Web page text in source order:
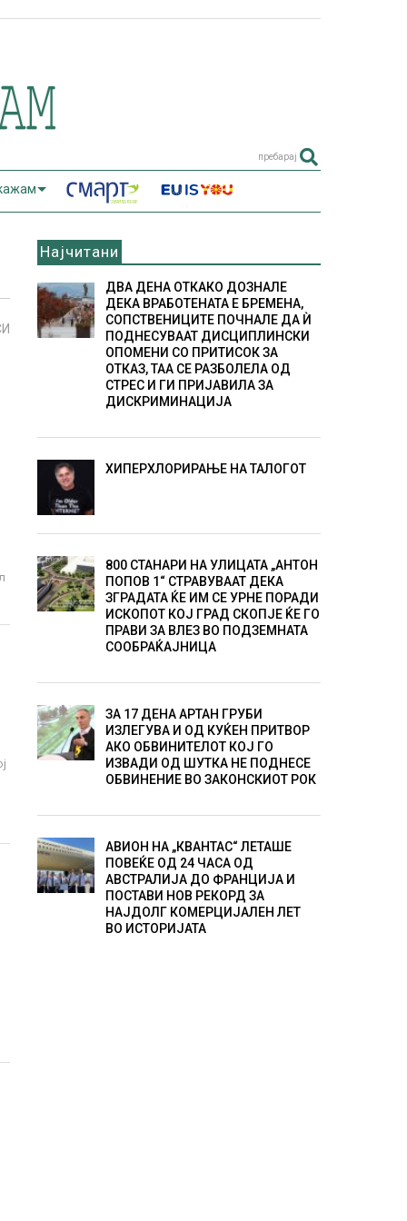
пребарај
Најчитани
ДВА ДЕНА ОТКАКО ДОЗНАЛЕ
ДЕКА ВРАБОТЕНАТА Е БРЕМЕНА,
СОПСТВЕНИЦИТЕ ПОЧНАЛЕ ДА Ѝ
ПОДНЕСУВААТ ДИСЦИПЛИНСКИ
ОПОМЕНИ СО ПРИТИСОК ЗА
ОТКАЗ, ТАА СЕ РАЗБОЛЕЛА ОД
СТРЕС И ГИ ПРИЈАВИЛА ЗА
ДИСКРИМИНАЦИЈА
ХИПЕРХЛОРИРАЊЕ НА ТАЛОГОТ
800 СТАНАРИ НА УЛИЦАТА „АНТОН
ПОПОВ 1“ СТРАВУВААТ ДЕКА
ЗГРАДАТА ЌЕ ИМ СЕ УРНЕ ПОРАДИ
ИСКОПОТ КОЈ ГРАД СКОПЈЕ ЌЕ ГО
ПРАВИ ЗА ВЛЕЗ ВО ПОДЗЕМНАТА
СООБРАЌАЈНИЦА
ЗА 17 ДЕНА АРТАН ГРУБИ
ИЗЛЕГУВА И ОД КУЌЕН ПРИТВОР
АКО ОБВИНИТЕЛОТ КОЈ ГО
ИЗВАДИ ОД ШУТКА НЕ ПОДНЕСЕ
ОБВИНЕНИЕ ВО ЗАКОНСКИОТ РОК
АВИОН НА „КВАНТАС“ ЛЕТАШЕ
ПОВЕЌЕ ОД 24 ЧАСА ОД
АВСТРАЛИЈА ДО ФРАНЦИЈА И
ПОСТАВИ НОВ РЕКОРД ЗА
НАЈДОЛГ КОМЕРЦИЈАЛЕН ЛЕТ
ВО ИСТОРИЈАТА